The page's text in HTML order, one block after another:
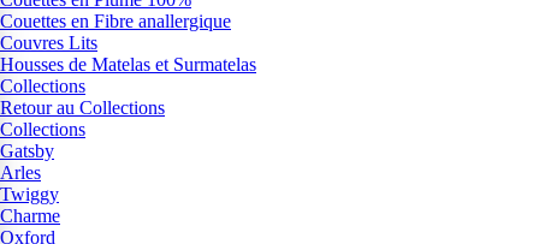
Couettes en Fibre anallergique
Couvres Lits
Housses de Matelas et Surmatelas
Collections
Retour au Collections
Collections
Gatsby
Arles
Twiggy
Charme
Oxford